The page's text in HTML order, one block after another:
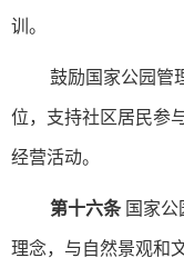
训。
鼓励国家公园管
位，支持社区居民参
经营活动。
第十六条国家公
理念，与自然景观和